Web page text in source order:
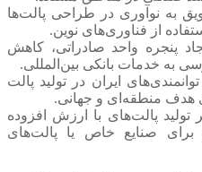
به نوآوری در طراحی پالت‌ها
از فناوری‌های نوین.
پنجره واحد صادراتی، کاهش
به خدمات بانکی بین‌المللی.
ایران در تولید پالت
هدف منطقه‌ای و جهانی.
تولید پالت‌های با ارزش افزوده
برای صنایع خاص یا پالت‌های